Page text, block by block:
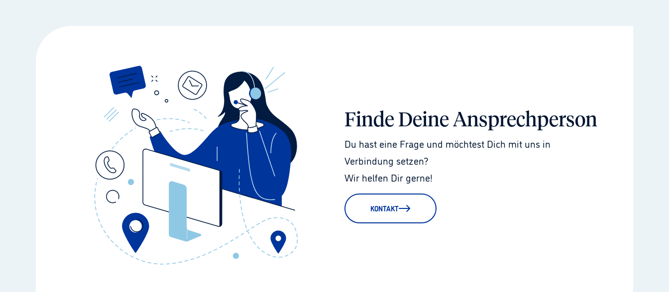
Finde Deine Ansprechperson
Du hast eine Frage und möchtest Dich mit uns in
Verbindung setzen?
Wir helfen Dir gerne!
KONTAKT